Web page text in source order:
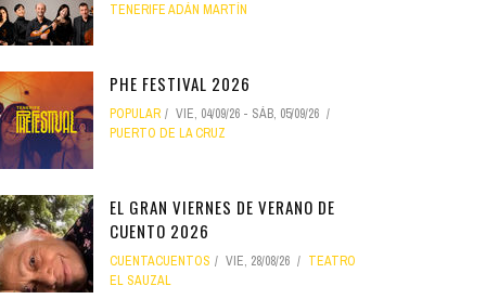
TENERIFE ADÁN MARTÍN
PHE FESTIVAL 2026
POPULAR VIE, 04/09/26 - SÁB, 05/09/26
PUERTO DE LA CRUZ
EL GRAN VIERNES DE VERANO DE
CUENTO 2026
CUENTACUENTOS VIE, 28/08/26
TEATRO
EL SAUZAL